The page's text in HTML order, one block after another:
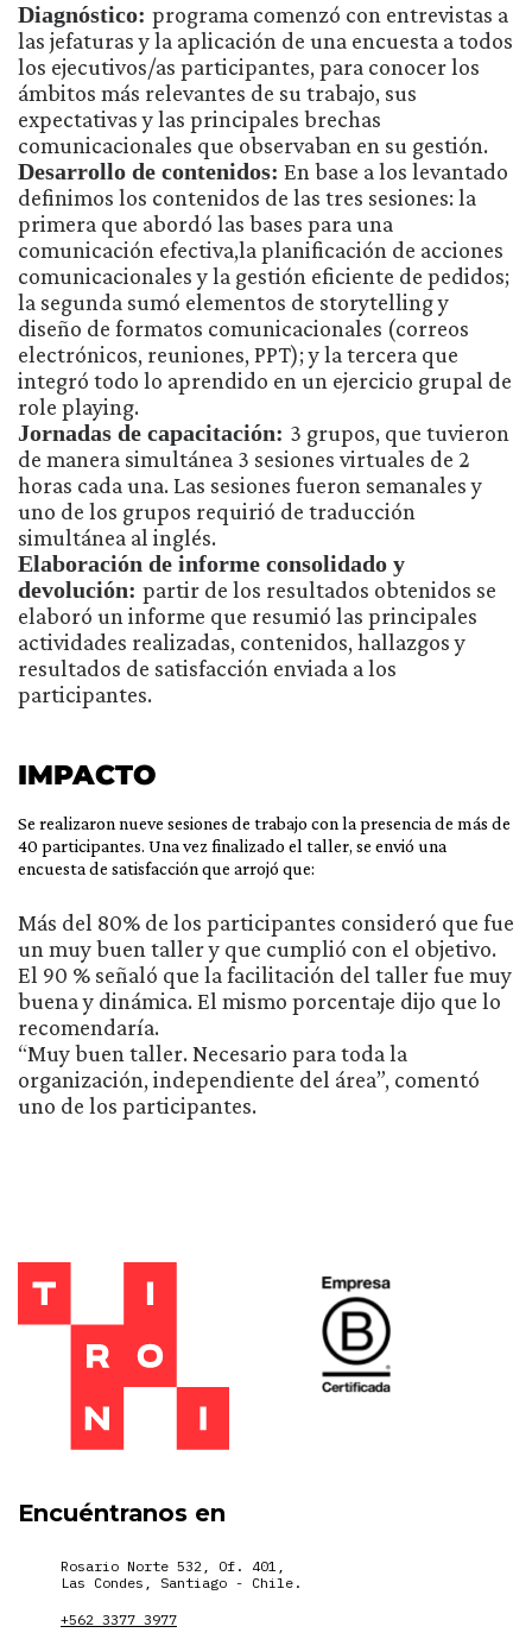
Diagnóstico: programa comenzó con entrevistas a
las jefaturas y la aplicación de una encuesta a todos
los ejecutivos/as participantes, para conocer los
ámbitos más relevantes de su trabajo, sus
expectativas y las principales brechas
comunicacionales que observaban en su gestión.
Desarrollo de contenidos: En base a los levantado
definimos los contenidos de las tres sesiones: la
primera que abordó las bases para una
comunicación efectiva,la planificación de acciones
comunicacionales y la gestión eficiente de pedidos;
la segunda sumó elementos de storytelling y
diseño de formatos comunicacionales (correos
electrónicos, reuniones, PPT); y la tercera que
integró todo lo aprendido en un ejercicio grupal de
role playing.
Jornadas de capacitación: 3 grupos, que tuvieron
de manera simultánea 3 sesiones virtuales de 2
horas cada una. Las sesiones fueron semanales y
uno de los grupos requirió de traducción
simultánea al inglés.
Elaboración de informe consolidado y
devolución: partir de los resultados obtenidos se
elaboró un informe que resumió las principales
actividades realizadas, contenidos, hallazgos y
resultados de satisfacción enviada a los
participantes.
IMPACTO
Se realizaron nueve sesiones de trabajo con la presencia de más de
40 participantes. Una vez finalizado el taller, se envió una
encuesta de satisfacción que arrojó que:
Más del 80% de los participantes consideró que fue
un muy buen taller y que cumplió con el objetivo.
El 90 % señaló que la facilitación del taller fue muy
buena y dinámica. El mismo porcentaje dijo que lo
recomendaría.
“Muy buen taller. Necesario para toda la
organización, independiente del área”, comentó
uno de los participantes.
Encuéntranos en
Rosario Norte 532, Of. 401,
Las Condes, Santiago - Chile.
+562 3377 3977